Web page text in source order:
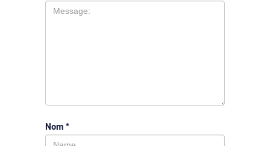
Nom *